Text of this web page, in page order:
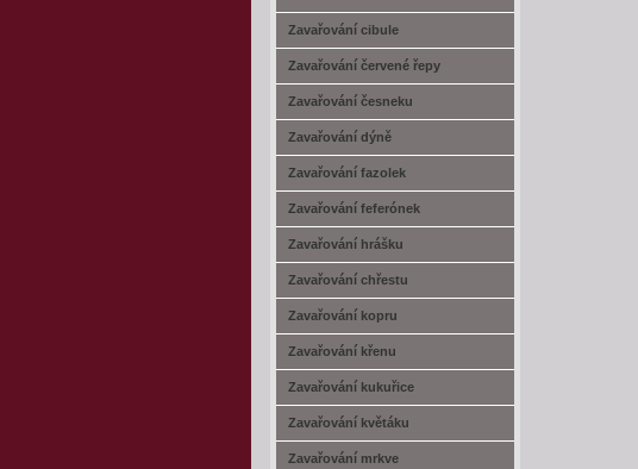
Zavařování cibule
Zavařování červené řepy
Zavařování česneku
Zavařování dýně
Zavařování fazolek
Zavařování feferónek
Zavařování hrášku
Zavařování chřestu
Zavařování kopru
Zavařování křenu
Zavařování kukuřice
Zavařování květáku
Zavařování mrkve